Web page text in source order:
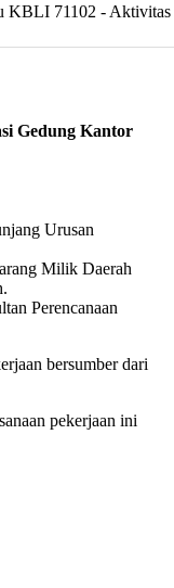
KBLI 71102 - Aktivitas
Gedung Kantor
Urusan
Milik Daerah
Perencanaan
bersumber dari
pekerjaan ini